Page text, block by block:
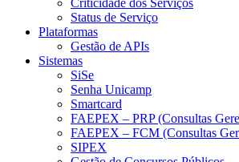
Criticidade dos Serviços
Status de Serviço
Plataformas
Gestão de APIs
Sistemas
SiSe
Senha Unicamp
Smartcard
FAEPEX – PRP (Consultas
FAEPEX – FCM (Consultas
SIPEX